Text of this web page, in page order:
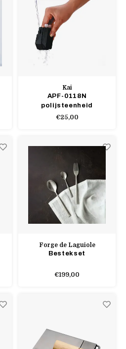
Kai
APF-0118N
polijsteenheid
€25,00
Forge de Laguiole
Bestekset
€199,00